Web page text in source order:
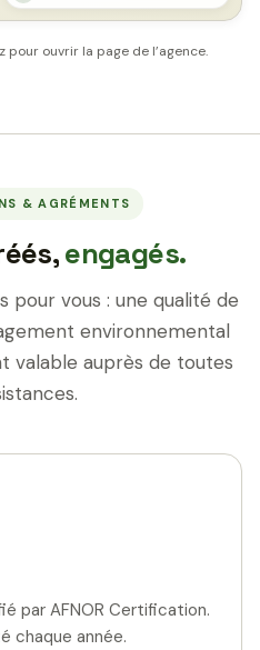
pour ouvrir la page de l’agence.
& AGRÉMENTS
engagés.
pour vous : une qualité de
environnemental
valable auprès de toutes
par AFNOR Certification.
chaque année.